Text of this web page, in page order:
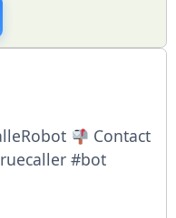
Contact
#bot